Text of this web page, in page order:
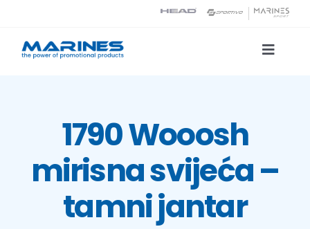
content
Toggle
Tehnologije tiska
O nama
1790 Wooosh
mirisna svijeća –
tamni jantar